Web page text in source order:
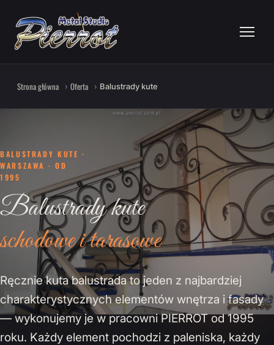
Strona główna Oferta Balustrady kute
BALUSTRADY KUTE ·
WARSZAWA · OD
1995
Balustrady kute
schodowe i tarasowe
Ręcznie kuta balustrada to jeden z najbardziej
charakterystycznych elementów wnętrza i fasady
— wykonujemy je w pracowni PIERROT od 1995
roku. Każdy element pochodzi z paleniska, każdy